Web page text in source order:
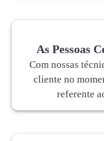
As Pessoas
Com nossas
cliente no
referente